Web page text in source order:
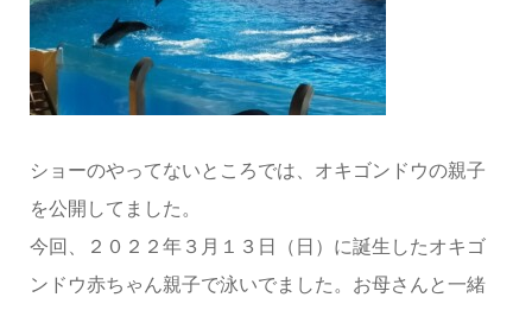
ショーのやってないところでは、オキゴンドウの親子
を公開してました。
今回、２０２２年３月１３日（日）に誕生したオキゴ
ンドウ赤ちゃん親子で泳いでました。お母さんと一緒